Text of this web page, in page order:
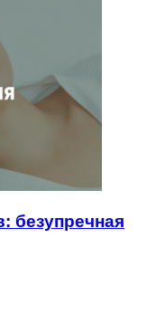
безупречная